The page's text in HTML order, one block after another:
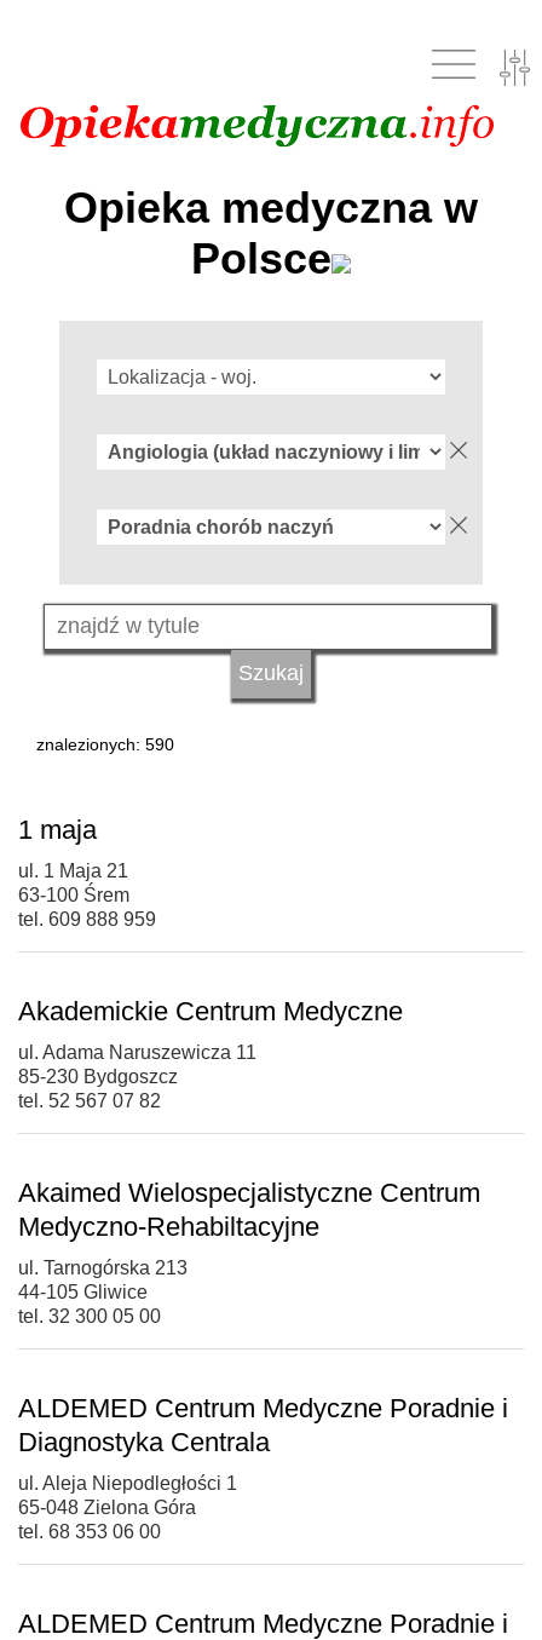
Opieka medyczna w
Polsce
znalezionych: 590
1 maja
ul. 1 Maja 21
63-100 Śrem
tel. 609 888 959
Akademickie Centrum Medyczne
ul. Adama Naruszewicza 11
85-230 Bydgoszcz
tel. 52 567 07 82
Akaimed Wielospecjalistyczne Centrum
Medyczno-Rehabiltacyjne
ul. Tarnogórska 213
44-105 Gliwice
tel. 32 300 05 00
ALDEMED Centrum Medyczne Poradnie i
Diagnostyka Centrala
ul. Aleja Niepodległości 1
65-048 Zielona Góra
tel. 68 353 06 00
ALDEMED Centrum Medyczne Poradnie i